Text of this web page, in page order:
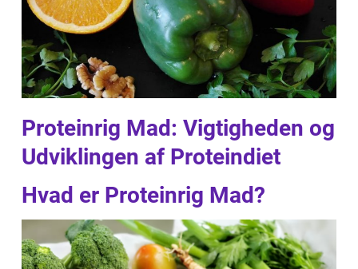
Proteinrig Mad: Vigtigheden og
Udviklingen af Proteindiet
Hvad er Proteinrig Mad?